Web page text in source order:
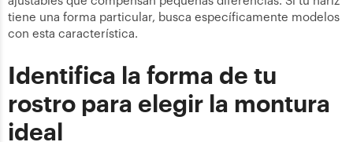
tiene una forma particular, busca específicamente modelos
con esta característica.
Identifica la forma de tu
rostro para elegir la montura
ideal